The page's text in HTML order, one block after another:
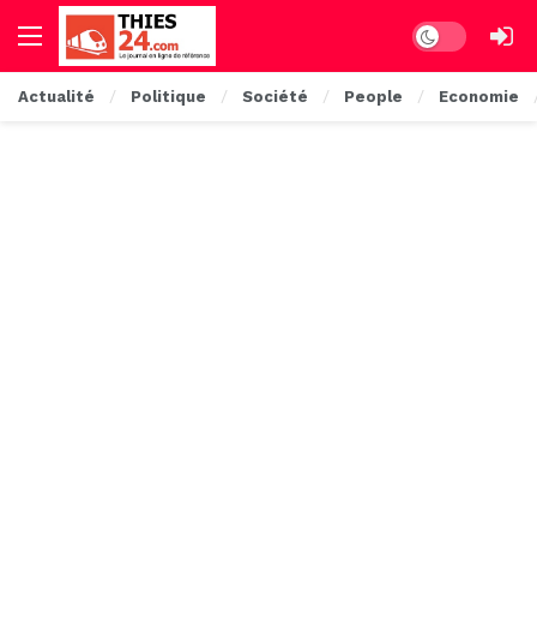
Dark mode
Actualité Politique Société People Economie